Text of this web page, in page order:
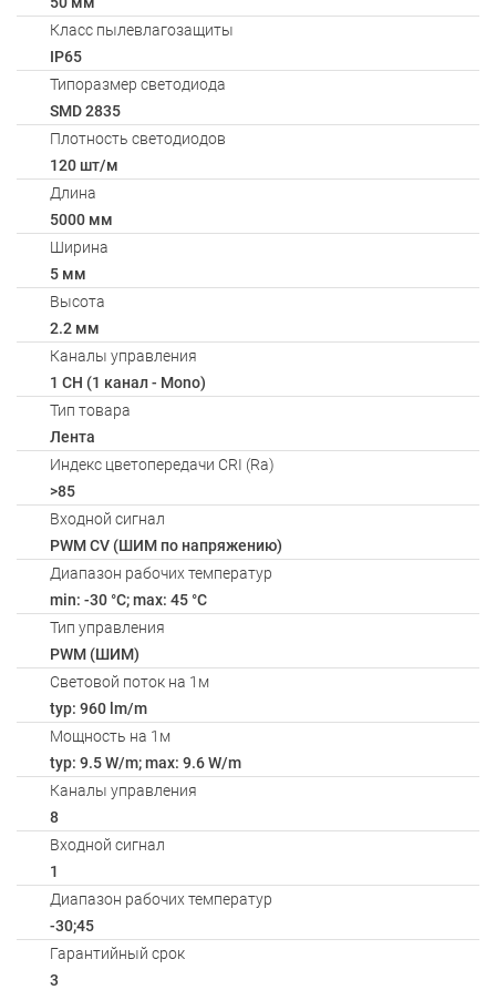
Класс пылевлагозащиты
IP65
Типоразмер светодиода
SMD 2835
Плотность светодиодов
120 шт/м
Длина
5000 мм
Ширина
5 мм
Высота
2.2 мм
Каналы управления
1 CH (1 канал - Mono)
Тип товара
Лента
Индекс цветопередачи CRI (Ra)
>85
Входной сигнал
PWM СV (ШИМ по напряжению)
Диапазон рабочих температур
min: -30 °C; max: 45 °C
Тип управления
PWM (ШИМ)
Световой поток на 1м
typ: 960 lm/m
Мощность на 1м
typ: 9.5 W/m; max: 9.6 W/m
Каналы управления
8
Входной сигнал
1
Диапазон рабочих температур
-30;45
Гарантийный срок
3